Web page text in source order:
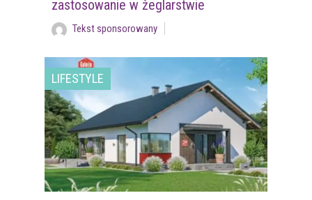
zastosowanie w żeglarstwie
Tekst sponsorowany
LIFESTYLE